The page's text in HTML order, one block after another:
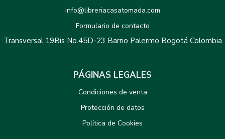
info@libreriacasatomada.com
Formulario de contacto
Transversal 19Bis No.45D-23 Barrio Palermo Bogotá Colombia
PÁGINAS LEGALES
Condiciones de venta
Protección de datos
Política de Cookies